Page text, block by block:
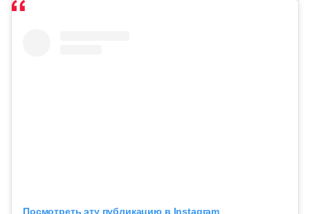
Посмотреть эту публикацию в Instagram